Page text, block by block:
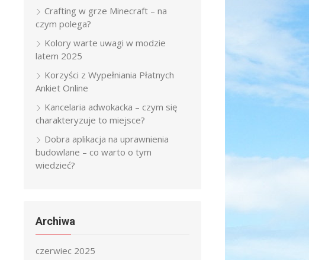
Crafting w grze Minecraft – na
czym polega?
Kolory warte uwagi w modzie
latem 2025
Korzyści z Wypełniania Płatnych
Ankiet Online
Kancelaria adwokacka – czym się
charakteryzuje to miejsce?
Dobra aplikacja na uprawnienia
budowlane – co warto o tym
wiedzieć?
Archiwa
czerwiec 2025